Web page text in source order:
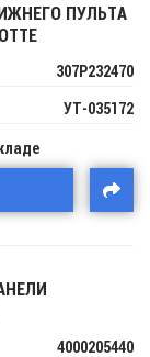
ПУЛЬТА
307P232470
УТ-035172
4000205440